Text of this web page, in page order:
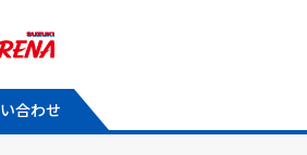
合わせ